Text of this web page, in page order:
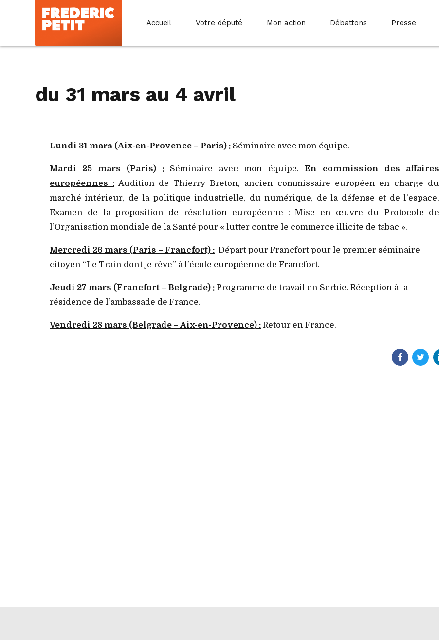
Accueil Votre député Mon action Débattons Presse
du 31 mars au 4 avril
Lundi 31 mars (Aix-en-Provence – Paris) : Séminaire avec mon équipe.
Mardi 25 mars (Paris) : Séminaire avec mon équipe. En commission des affaires
européennes :Audition de Thierry Breton, ancien commissaire européen en charge du
marché intérieur, de la politique industrielle, du numérique, de la défense et de l’espace.
Examen de la proposition de résolution européenne :Mise en œuvre du Protocole de
l’Organisation mondiale de la Santé pour « lutter contre le commerce illicite de tabac ».
Mercredi 26 mars (Paris – Francfort) : Départ pour Francfort pour le premier séminaire
citoyen “Le Train dont je re^ve” à l’école européenne de Francfort.
Jeudi 27 mars (Francfort – Belgrade) : Programme de travail en Serbie. Réception à la
résidence de l’ambassade de France.
Vendredi 28 mars (Belgrade – Aix-en-Provence) : Retour en France.